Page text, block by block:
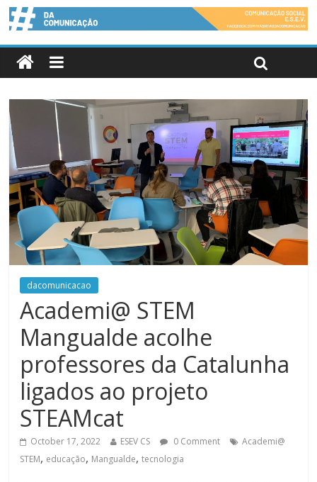
dacomunicacao
Academi@ STEM
Mangualde acolhe
professores da Catalunha
ligados ao projeto
STEAMcat
October 17, 2022 ESEV CS 0 Comment
Academi@
STEM, educação, Mangualde,tecnologia